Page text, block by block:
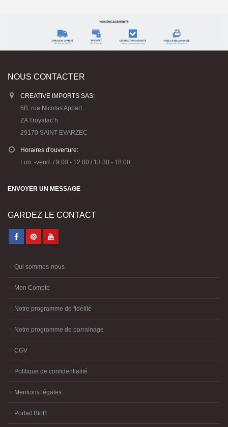
NOUS CONTACTER
CREATIVE IMPORTS SAS:
6B, rue Nicolas Appert
ZA Troyalac’h
29170 SAINT EVARZEC
Horaires d'ouverture:
Lun. -vend. / 9:00 - 12:00 / 13:30 - 18:00
ENVOYER UN MESSAGE
GARDEZ LE CONTACT
Qui sommes-nous
Mon Compte
Notre programme de fidélité
Notre programme de parrainage
CGV
Politique de confidentialité
Mentions légales
Portail BtoB